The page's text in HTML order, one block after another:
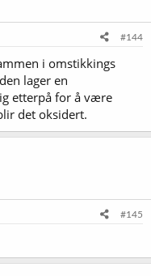
#144
i omstikkings
lager en
etterpå for å være
det oksidert.
#145